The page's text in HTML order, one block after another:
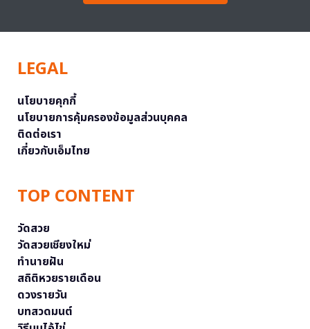
LEGAL
นโยบายคุกกี้
นโยบายการคุ้มครองข้อมูลส่วนบุคคล
ติดต่อเรา
เกี่ยวกับเอ็มไทย
TOP CONTENT
วัดสวย
วัดสวยเชียงใหม่
ทำนายฝัน
สถิติหวยรายเดือน
ดวงรายวัน
บทสวดมนต์